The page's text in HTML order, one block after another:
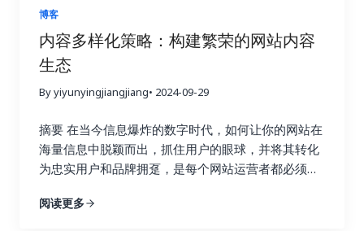
站获取链接。这是一种非常有效的链接建设策略，可
以让你事半功倍，快速提升你的网站排名。通过深入
分析竞争对手的链接，你可以了解他们的优势和劣
势，并制定更具针对性的链接建设策略，从而在竞争
中占据优势。 2. 关键词研究：精准定位，事半功倍
相关的关键词，并分析这些关键词的搜索量、竞争程
度以及排名情况。通过关键词研究，你可以找到潜在
的链接建设目标，例如与你行业相关的博客、论坛和
为你的竞争对手带来了最多的流量，并以此为参考，
妙旅程！ 一、小语种搜索引擎优化的挑战与机遇：扬
帆出海，乘风破浪 在进军国际市场时，小语种搜索引
擎优化无疑是一块难啃的骨头。它不像英语搜索引擎
优化那样有丰富的资源和工具。与主流语言英语相
比，小语种搜索引擎优化面临着诸多挑战，例如西班
语、韩语、阿拉伯语等等，每一个语种都有其独特的
语法和文化背景。这使得搜索引擎优化策略的制定更
加复杂，我们需要针对不同的语言和文化制定不同的
就很难理解目标市场的用户需求、搜索习惯和文化背
博客
内容多样化策略：构建繁荣的网站内容
生态
By yiyunyingjiangjiang• 2024-09-29
摘要 在当今信息爆炸的数字时代，如何让你的网站在
海量信息中脱颖而出，抓住用户的眼球，并将其转化
为忠实用户和品牌拥趸，是每个网站运营者都必须认
一难题的关键所在。本文将深入探讨内容多样化策略
阅读更多